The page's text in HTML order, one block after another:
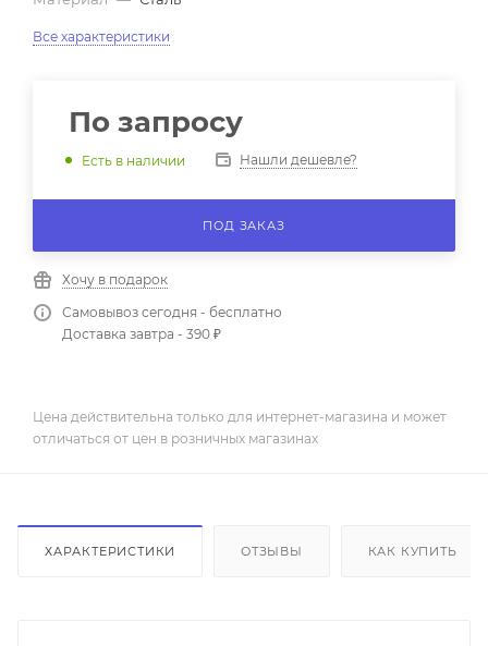
Все характеристики
По запросу
Есть в наличии Нашли дешевле?
ПОД ЗАКАЗ
Хочу в подарок
Самовывоз сегодня - бесплатно
Доставка завтра - 390 ₽
Цена действительна только для интернет-магазина и может
отличаться от цен в розничных магазинах
ХАРАКТЕРИСТИКИ ОТЗЫВЫ КАК КУПИТЬ